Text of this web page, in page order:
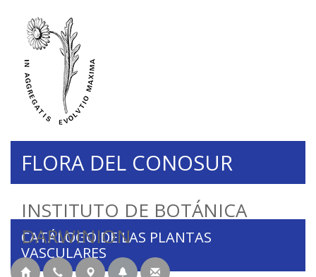
INSTITUTO DE BOTÁNICA
DARWINION
FLORA DEL CONOSUR
CATÁLOGO DE LAS PLANTAS
VASCULARES